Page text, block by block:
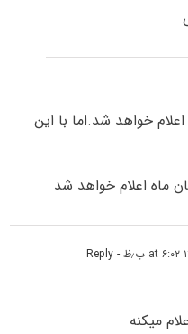
خواهد شد.اما با این
- Reply
میکنه